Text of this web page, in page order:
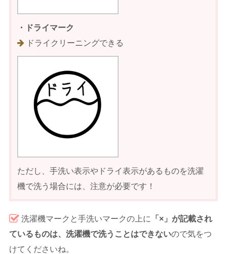
・ドライマーク
ドライクリーニングできる
ただし、手洗い表示やドライ表示があるものを洗濯
機で洗う場合には、注意が必要です！
洗濯機マークと手洗いマークの上に
「×」が記載され
ているものは、洗濯機で洗うことはできないので気をつ
けてくださいね。